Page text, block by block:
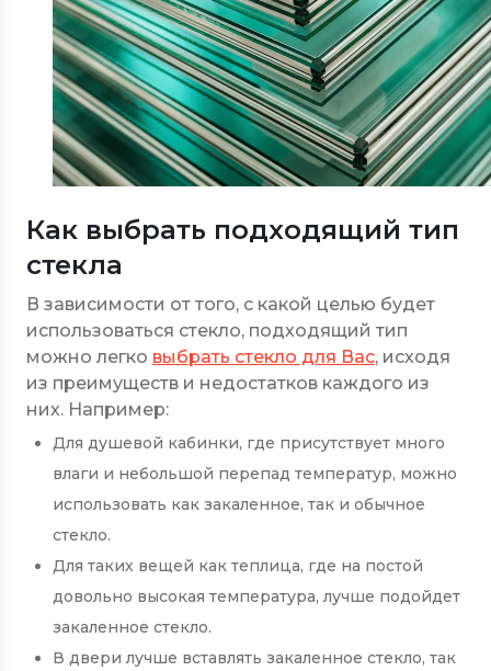
Как выбрать подходящий тип
стекла
В зависимости от того, с какой целью будет
использоваться стекло, подходящий тип
можно легко выбрать стекло для Вас, исходя
из преимуществ и недостатков каждого из
них. Например:
Для душевой кабинки, где присутствует много
влаги и небольшой перепад температур, можно
использовать как закаленное, так и обычное
стекло.
Для таких вещей как теплица, где на постой
довольно высокая температура, лучше подойдет
закаленное стекло.
В двери лучше вставлять закаленное стекло, так